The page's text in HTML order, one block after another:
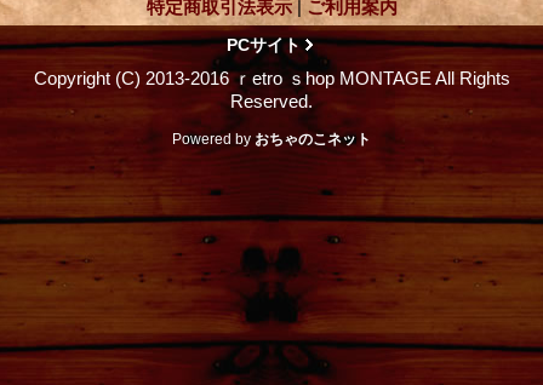
特定商取引法表示 | ご利用案内
PCサイト
Copyright (C) 2013-2016 ｒetro ｓhop MONTAGE All Rights
Reserved.
Powered by おちゃのこネット